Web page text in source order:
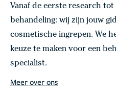
Vanaf de eerste research
behandeling: wij zijn jouw
cosmetische ingrepen. We
keuze te maken voor een
specialist.
Meer over ons